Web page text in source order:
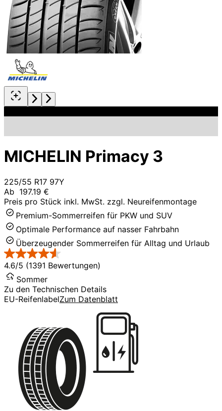
MICHELIN Primacy 3
225/55 R17 97Y
Ab 197.19 €
Preis pro Stück inkl. MwSt. zzgl. Neureifenmontage
Premium-Sommerreifen für PKW und SUV
Optimale Performance auf nasser Fahrbahn
Überzeugender Sommerreifen für Alltag und Urlaub
4.6/5 (1391 Bewertungen)
Sommer
Zu den Technischen Details
EU-ReifenlabelZum Datenblatt